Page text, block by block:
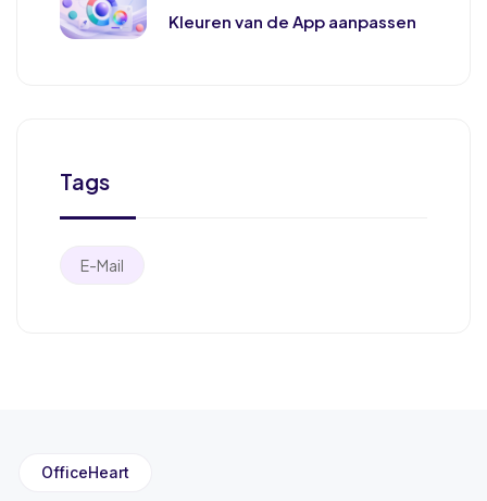
Kleuren van de App aanpassen
Tags
E-Mail
OfficeHeart